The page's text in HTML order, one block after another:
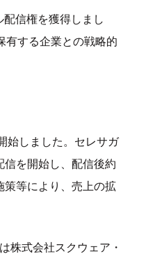
信権を獲得しまし
有する企業との戦略的
始しました。セレサガ
を開始し、配信後約
等により、売上の拡
株式会社スクウェア・